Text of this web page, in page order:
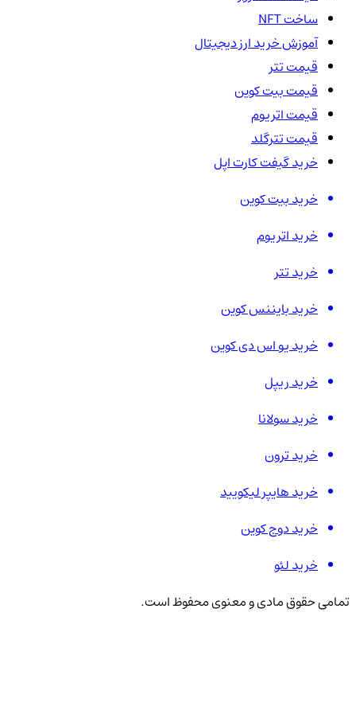
ساخت NFT
آموزش خرید ارز دیجیتال
قیمت تتر
قیمت بیت کوین
قیمت اتریوم
قیمت تترگلد
خرید گیفت کارت اپل
خرید بیت کوین
خرید اتریوم
خرید تتر
خرید بایننس کوین
خرید یو اس دی کوین
خرید ریپل
خرید سولانا
خرید ترون
خرید هایپر لیکویید
خرید دوج کوین
خرید لئو
تمامی حقوق مادی و معنوی محفوظ است.